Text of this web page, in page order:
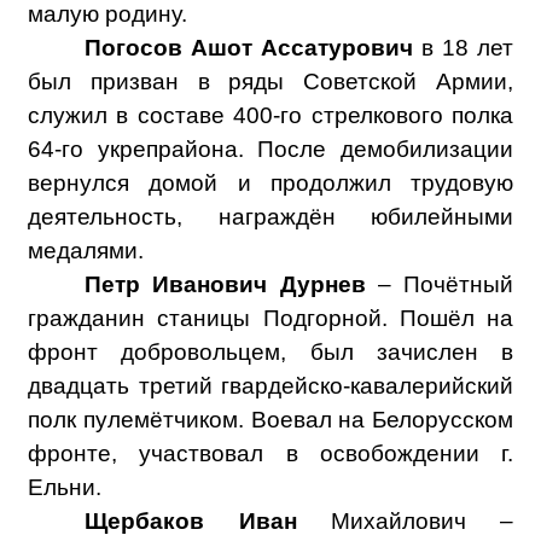
малую родину.
Погосов Ашот Ассатурович в 18 лет
был призван в ряды Советской Армии,
служил в составе 400-го стрелкового полка
64-го укрепрайона. После демобилизации
вернулся домой и продолжил трудовую
деятельность, награждён юбилейными
медалями.
Петр Иванович Дурнев – Почётный
гражданин станицы Подгорной. Пошёл на
фронт добровольцем, был зачислен в
двадцать третий гвардейско-кавалерийский
полк пулемётчиком. Воевал на Белорусском
фронте, участвовал в освобождении г.
Ельни.
Щербаков Иван Михайлович –